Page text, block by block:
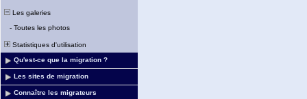
Les galeries
- Toutes les photos
Statistiques d'utilisation
Qu'est-ce que la migration ?
Les sites de migration
Connaître les migrateurs